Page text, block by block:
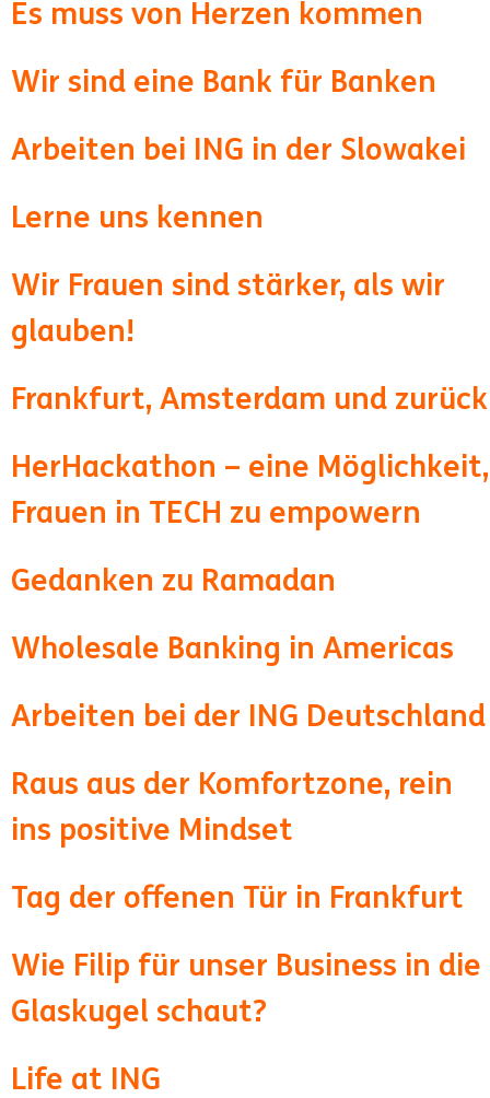
Es muss von Herzen kommen
Wir sind eine Bank für Banken
Arbeiten bei ING in der Slowakei
Lerne uns kennen
Wir Frauen sind stärker, als wir
glauben!
Frankfurt, Amsterdam und zurück
HerHackathon – eine Möglichkeit,
Frauen in TECH zu empowern
Gedanken zu Ramadan
Wholesale Banking in Americas
Arbeiten bei der ING Deutschland
Raus aus der Komfortzone, rein
ins positive Mindset
Tag der offenen Tür in Frankfurt
Wie Filip für unser Business in die
Glaskugel schaut?
Life at ING